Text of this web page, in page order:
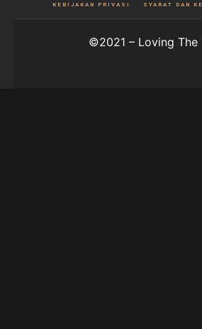
KEBIJAKAN PRIVASI SYARAT DAN
©2021 – Loving The